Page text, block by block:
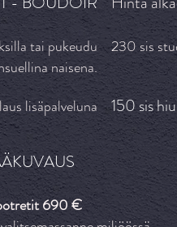
tai pukeudu
naisena.
230 sis
lisäpalveluna 150 sis
690 €